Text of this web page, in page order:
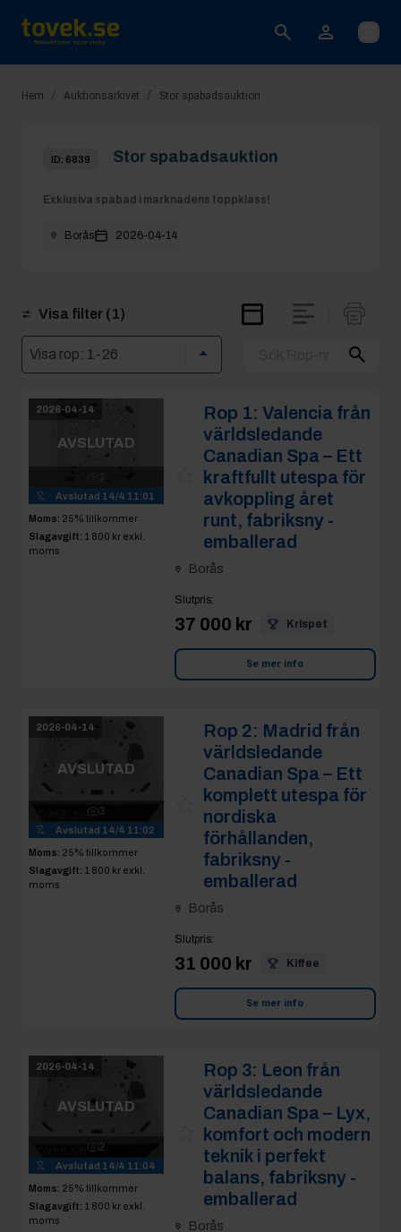
Öppna
Hem / Auktionsarkivet / Stor spabadsauktion
ID: 6839 Stor spabadsauktion
Exklusiva spabad i marknadens toppklass!
Borås 2026-04-14
Visa filter (1)
2026-04-14
AVSLUTAD
Avslutad 14/4 11:01
Moms: 25% tillkommer
Slagavgift: 1 800 kr exkl.
moms
Rop 1: Valencia från
världsledande
Canadian Spa – Ett
kraftfullt utespa för
avkoppling året
runt, fabriksny -
emballerad
Borås
Slutpris:
37 000 kr Krispet
Se mer info
2026-04-14
AVSLUTAD
3
Avslutad 14/4 11:02
Moms: 25% tillkommer
Slagavgift: 1 800 kr exkl.
moms
Rop 2: Madrid från
världsledande
Canadian Spa – Ett
komplett utespa för
nordiska
förhållanden,
fabriksny -
emballerad
Borås
Slutpris:
31 000 kr Kiffee
Se mer info
2026-04-14
AVSLUTAD
2
Avslutad 14/4 11:04
Moms: 25% tillkommer
Slagavgift: 1 800 kr exkl.
moms
Rop 3: Leon från
världsledande
Canadian Spa – Lyx,
komfort och modern
teknik i perfekt
balans, fabriksny -
emballerad
Borås